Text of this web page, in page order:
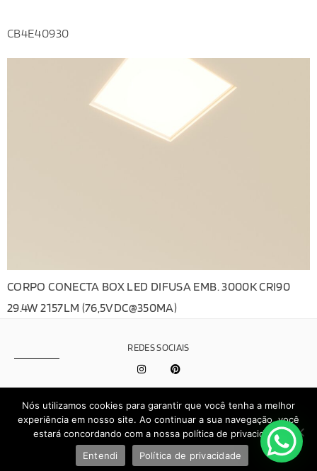
CB4E40930
CORPO CONECTA BOX LED DIFUSA EMB. 3000K CRI90
29.4W 2157LM (76,5VDC@350MA)
Effect © 2026 - Todos os direitos reservados | Desenvolvido por
Brand.It
Privacidade
REDES SOCIAIS
Nós utilizamos cookies para garantir que você tenha a melhor
experiência em nosso site. Ao continuar a sua navegação, você
estará concordando com a nossa política de privacidade.
Entendi
Política de privacidade